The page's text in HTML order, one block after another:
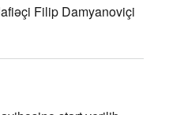
Filip Damyanoviçi